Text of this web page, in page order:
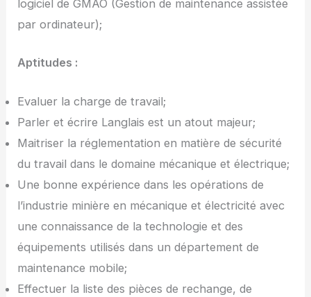
logiciel de GMAO (Gestion de maintenance assistée
par ordinateur);
Aptitudes :
Evaluer la charge de travail;
Parler et écrire Langlais est un atout majeur;
Maitriser la réglementation en matière de sécurité
du travail dans le domaine mécanique et électrique;
Une bonne expérience dans les opérations de
l’industrie minière en mécanique et électricité avec
une connaissance de la technologie et des
équipements utilisés dans un département de
maintenance mobile;
Effectuer la liste des pièces de rechange, de